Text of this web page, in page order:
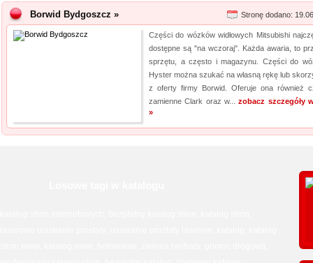
Borwid Bydgoszcz » Stronę dodano:
Części do wózków widłowych Mitsubishi
dostępne są "na wczoraj". Każda awaria, to
sprzętu, a często i magazynu. Części do
Hyster można szukać na własną rękę lub
z oferty firmy Borwid. Oferuje ona również
zamienne Clark oraz w...zobacz szczegóły
»